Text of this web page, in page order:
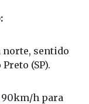
sentido
(SP).
h para